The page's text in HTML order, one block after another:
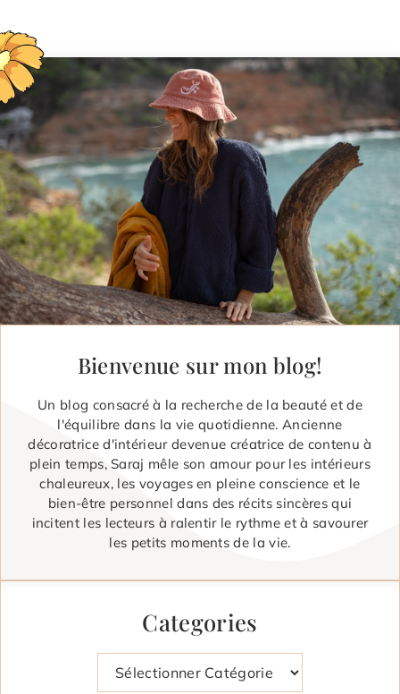
Bienvenue sur mon blog!
Un blog consacré à la recherche de la beauté et de
l'équilibre dans la vie quotidienne. Ancienne
décoratrice d'intérieur devenue créatrice de contenu à
plein temps, Saraj mêle son amour pour les intérieurs
chaleureux, les voyages en pleine conscience et le
bien-être personnel dans des récits sincères qui
incitent les lecteurs à ralentir le rythme et à savourer
les petits moments de la vie.
Categories